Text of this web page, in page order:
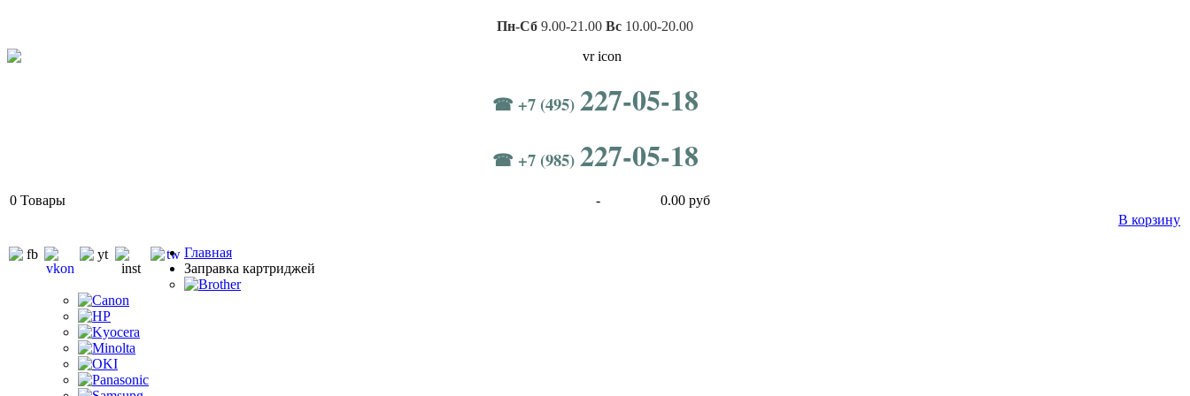
Пн-Сб 9.00-21.00 Вс 10.00-20.00
☎ +7 (495) 227-05-18
☎ +7 (985) 227-05-18
0 Товары -
0.00 руб
В корзину
Главная
Заправка картриджей